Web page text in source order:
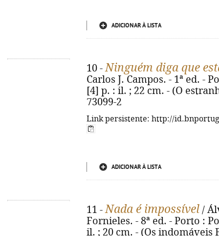
ADICIONAR À LISTA
10 -Ninguém diga que
Carlos J. Campos. - 1ª ed. -
[4] p. : il. ; 22 cm. - (O
73099-2
Link persistente: http://
ADICIONAR À LISTA
11 -Nada é impossível /
Fornieles. - 8ª ed. - Porto :
il. ; 20 cm. - (Os indomáveis